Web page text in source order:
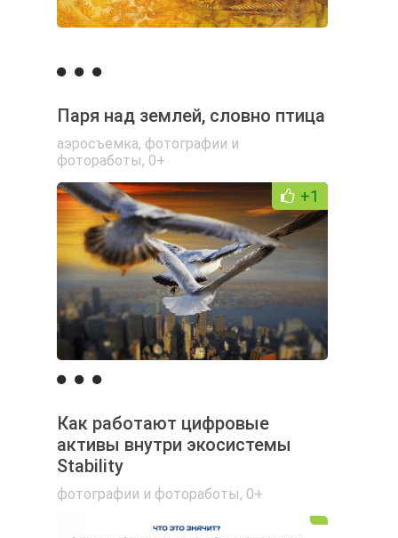
Паря над землей, словно птица
аэросъемка, фотографии и
фотоработы, 0+
+1
Как работают цифровые
активы внутри экосистемы
Stability
фотографии и фотоработы, 0+